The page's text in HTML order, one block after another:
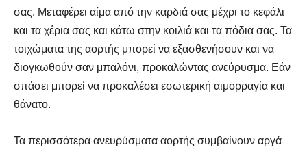
SELF FINDER
Βρες Γυμναστή, Διαιτολόγο,
SELF FINDER
Βρες Γυμναστή, Διαιτολόγο,
σας. Μεταφέρει αίμα από την καρδιά σας μέχρι το κεφάλι
και τα χέρια σας και κάτω στην κοιλιά και τα πόδια σας. Τα
τοιχώματα της αορτής μπορεί να εξασθενήσουν και να
διογκωθούν σαν μπαλόνι, προκαλώντας ανεύρυσμα. Εάν
σπάσει μπορεί να προκαλέσει εσωτερική αιμορραγία και
θάνατο.
Τα περισσότερα ανευρύσματα αορτής συμβαίνουν αργά